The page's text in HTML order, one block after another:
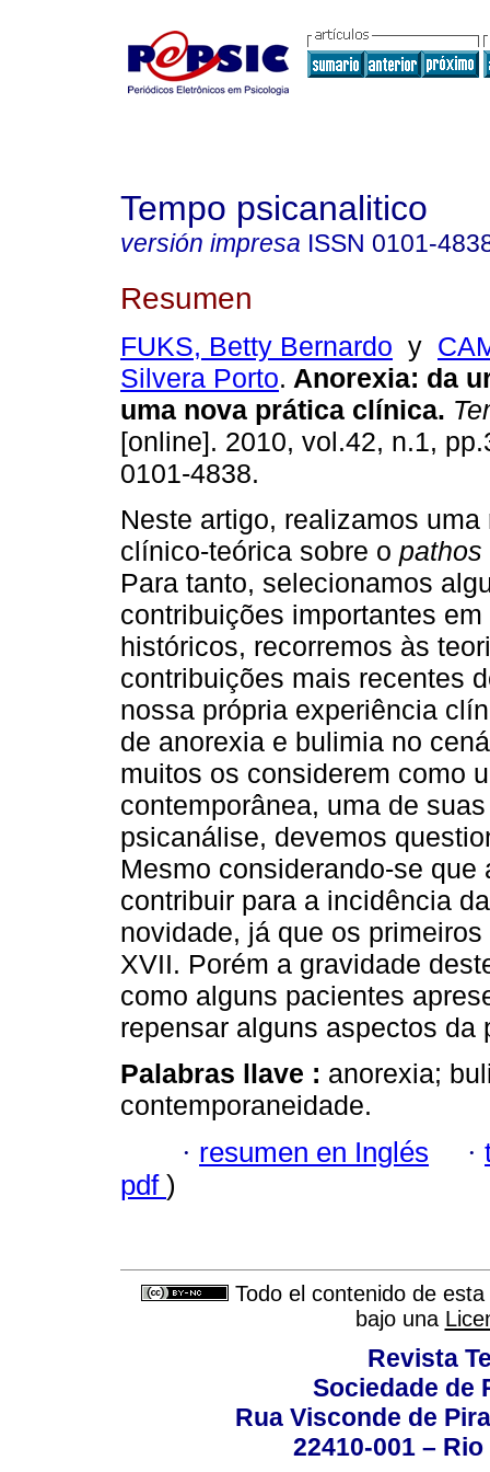
Tempo psicanalitico
versión impresa ISSN 0101-
Resumen
FUKS, Betty Bernardo y
Silvera Porto. Anorexia: da
uma nova prática clínica.
[online]. 2010, vol.42, n.1,
0101-4838.
Neste artigo, realizamos uma
clínico-teórica sobre o pathos
Para tanto, selecionamos
contribuições importantes em
históricos, recorremos às
contribuições mais recentes
nossa própria experiência
de anorexia e bulimia no
muitos os considerem como
contemporânea, uma de
psicanálise, devemos
Mesmo considerando-se
contribuir para a incidência
novidade, já que os
XVII. Porém a gravidade
como alguns pacientes
repensar alguns aspectos da
Palabras llave : anorexia;
contemporaneidade.
· resumen en Inglés ·
pdf )
Todo el contenido de
bajo una
Revista
Sociedade de
Rua Visconde de
22410-001 –